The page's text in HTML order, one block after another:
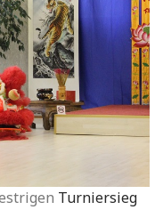
Turniersieg